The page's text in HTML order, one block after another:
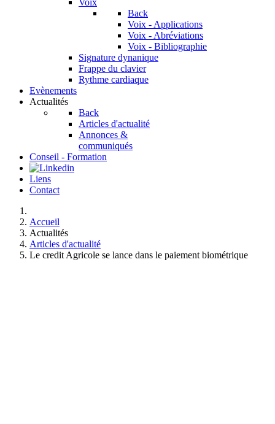
Voix
Back
Voix - Applications
Voix - Abréviations
Voix - Bibliographie
Signature dynanique
Frappe du clavier
Rythme cardiaque
Evènements
Actualités
Back
Articles d'actualité
Annonces &
communiqués
Conseil - Formation
Liens
Contact
Accueil
Actualités
Articles d'actualité
Le credit Agricole se lance dans le paiement biométrique